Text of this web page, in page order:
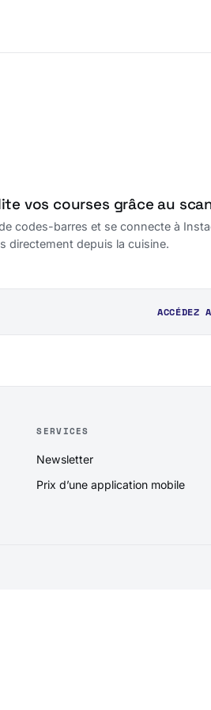
vos courses grâce au
codes-barres et se connecte à
directement depuis la cuisine.
ACCÉDEZ
SERVICES
Newsletter
Prix d’une application mobile